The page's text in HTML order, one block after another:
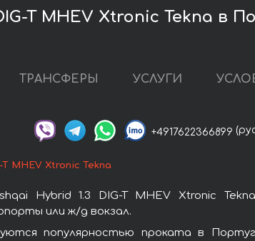
T MHEV Xtronic Tekna в
ТРАНСФЕРЫ УСЛУГИ
+4917622366899
MHEV Xtronic Tekna
Hybrid 1.3 DIG-T MHEV Xtronic
или ж/д вокзал.
популярностью проката в